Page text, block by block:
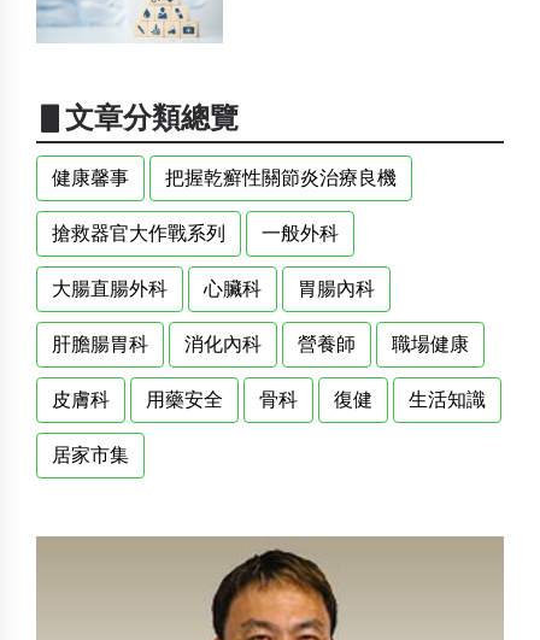
▋文章分類總覽
健康馨事 把握乾癬性關節炎治療良機
搶救器官大作戰系列 一般外科
大腸直腸外科 心臟科 胃腸內科
肝膽腸胃科 消化內科 營養師 職場健康
皮膚科 用藥安全 骨科 復健 生活知識
居家市集